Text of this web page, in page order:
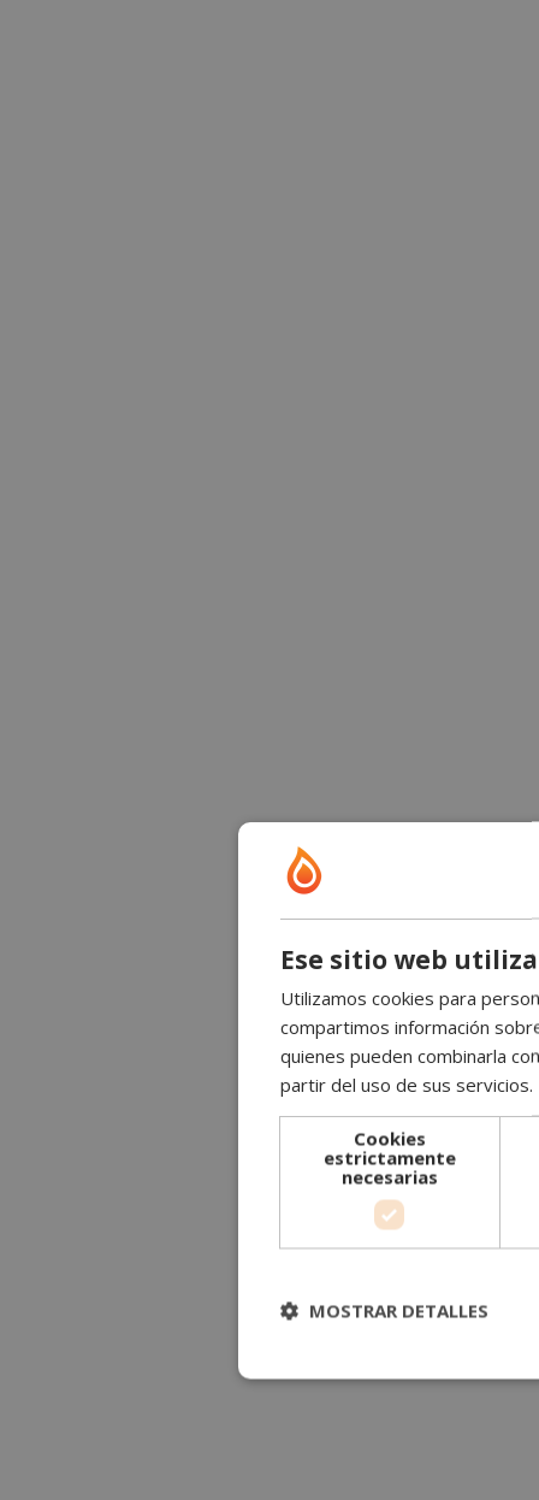
Ese sitio web
Utilizamos cookies para
compartimos información
quienes pueden combinarla
partir del uso de sus servicios.
Cookies
estrictamente
necesarias
MOSTRAR DETALLES